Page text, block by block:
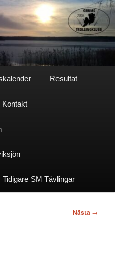
Resultat
Kontakt
Tidigare SM Tävlingar
Nästa →